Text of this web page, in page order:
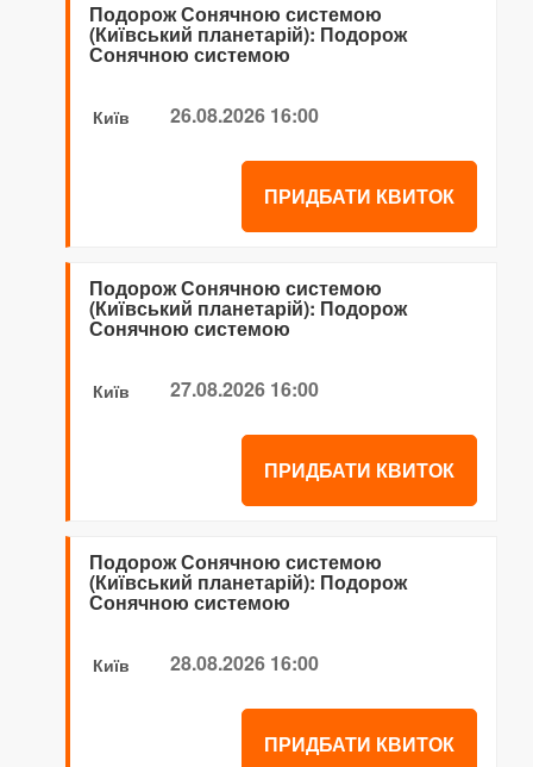
Подорож Сонячною системою
(Київський планетарій): Подорож
Сонячною системою
Київ 26.08.2026 16:00
ПРИДБАТИ КВИТОК
Подорож Сонячною системою
(Київський планетарій): Подорож
Сонячною системою
Київ 27.08.2026 16:00
ПРИДБАТИ КВИТОК
Подорож Сонячною системою
(Київський планетарій): Подорож
Сонячною системою
Київ 28.08.2026 16:00
ПРИДБАТИ КВИТОК